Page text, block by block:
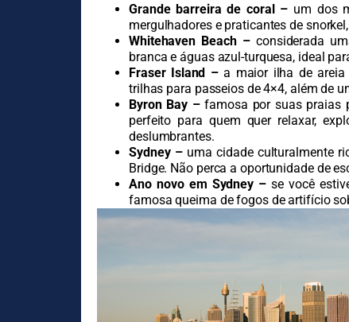
Grande barreira de coral – um dos
mergulhadores e praticantes de
Whitehaven Beach –considerada
branca e águas azul-turquesa, ideal
Fraser Island –a maior ilha de
trilhas para passeios de 4×4, além de
Byron Bay –famosa por suas praias
perfeito para quem quer relaxar,
deslumbrantes.
Sydney – uma cidade culturalmente
Bridge. Não perca a oportunidade de
Ano novo em Sydney –se você
famosa queima de fogos de artifício